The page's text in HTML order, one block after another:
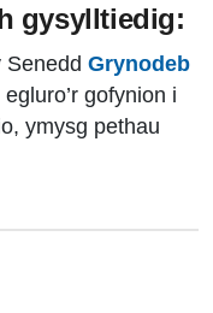
gysylltiedig:
Senedd Grynodeb
gofynion i
ymysg pethau